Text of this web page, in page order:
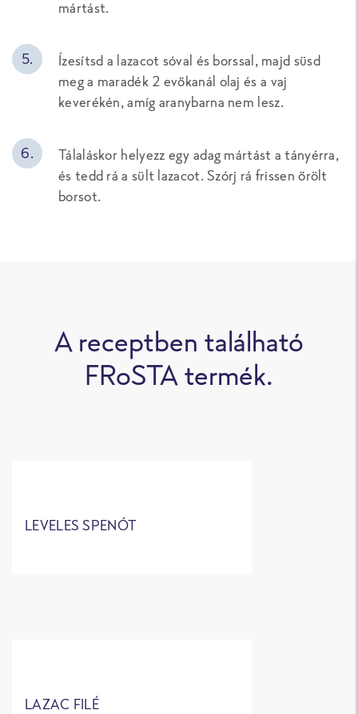
mártást.
Ízesítsd a lazacot sóval és borssal, majd süsd
meg a maradék 2 evőkanál olaj és a vaj
keverékén, amíg aranybarna nem lesz.
Tálaláskor helyezz egy adag mártást a tányérra,
és tedd rá a sült lazacot. Szórj rá frissen őrölt
borsot.
A receptben található
FRoSTA termék.
LEVELES SPENÓT
LAZAC FILÉ